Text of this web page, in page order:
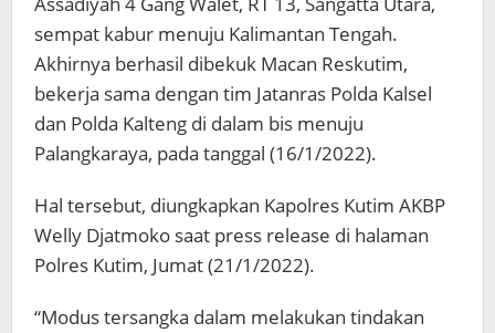
sempat kabur menuju Kalimantan Tengah.
Akhirnya berhasil dibekuk Macan Reskutim,
bekerja sama dengan tim Jatanras Polda Kalsel
dan Polda Kalteng di dalam bis menuju
Palangkaraya, pada tanggal (16/1/2022).
Hal tersebut, diungkapkan Kapolres Kutim AKBP
Welly Djatmoko saat press release di halaman
Polres Kutim, Jumat (21/1/2022).
“Modus tersangka dalam melakukan tindakan